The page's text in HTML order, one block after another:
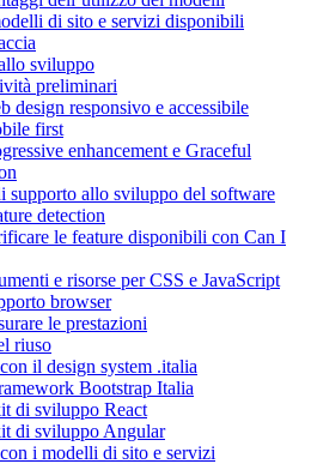
di sito e servizi disponibili
sviluppo
preliminari
design responsivo e accessibile
first
enhancement e Graceful
supporto allo sviluppo del software
detection
le feature disponibili con Can I
e risorse per CSS e JavaScript
browser
le prestazioni
riuso
il design system .italia
Bootstrap Italia
di sviluppo React
di sviluppo Angular
i modelli di sito e servizi